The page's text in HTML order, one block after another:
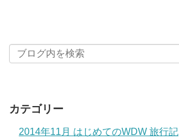
カテゴリー
2014年11月 はじめてのWDW 旅行記